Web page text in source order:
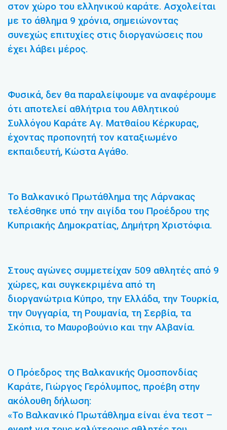
στον χώρο του ελληνικού καράτε. Ασχολείται
με το άθλημα 9 χρόνια, σημειώνοντας
συνεχώς επιτυχίες στις διοργανώσεις που
έχει λάβει μέρος.
Φυσικά, δεν θα παραλείψουμε να αναφέρουμε
ότι αποτελεί αθλήτρια του Αθλητικού
Συλλόγου Καράτε Αγ. Ματθαίου Κέρκυρας,
έχοντας προπονητή τον καταξιωμένο
εκπαιδευτή, Κώστα Αγάθο.
Το Βαλκανικό Πρωτάθλημα της Λάρνακας
τελέσθηκε υπό την αιγίδα του Προέδρου της
Κυπριακής Δημοκρατίας, Δημήτρη Χριστόφια.
Στους αγώνες συμμετείχαν 509 αθλητές από 9
χώρες, και συγκεκριμένα από τη
διοργανώτρια Κύπρο, την Ελλάδα, την Τουρκία,
την Ουγγαρία, τη Ρουμανία, τη Σερβία, τα
Σκόπια, το Μαυροβούνιο και την Αλβανία.
Ο Πρόεδρος της Βαλκανικής Ομοσπονδίας
Καράτε, Γιώργος Γερόλυμπος, προέβη στην
ακόλουθη δήλωση:
«Το Βαλκανικό Πρωτάθλημα είναι ένα τεστ –